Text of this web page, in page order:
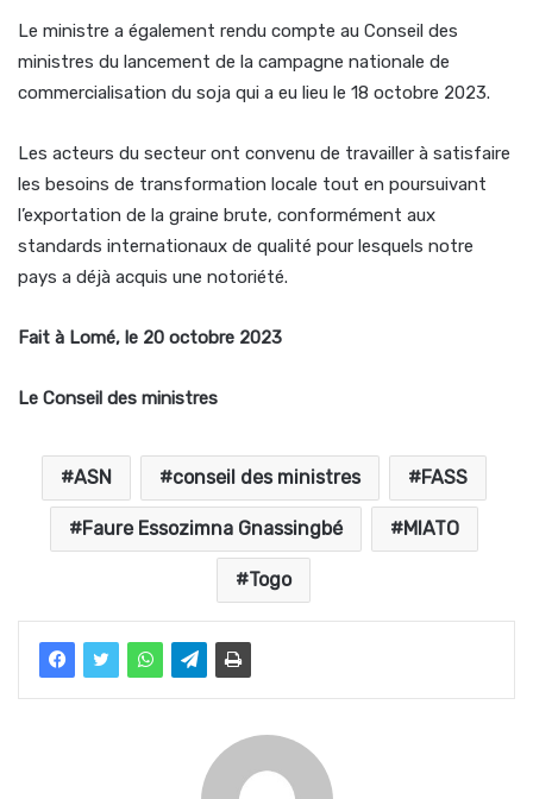
Le ministre a également rendu compte au Conseil des
ministres du lancement de la campagne nationale de
commercialisation du soja qui a eu lieu le 18 octobre 2023.
Les acteurs du secteur ont convenu de travailler à satisfaire
les besoins de transformation locale tout en poursuivant
l’exportation de la graine brute, conformément aux
standards internationaux de qualité pour lesquels notre
pays a déjà acquis une notoriété.
Fait à Lomé, le 20 octobre 2023
Le Conseil des ministres
ASN conseil des ministres FASS
Faure Essozimna Gnassingbé MIATO
Togo